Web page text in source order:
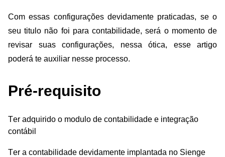
Com essas configurações devidamente praticadas, se o
seu titulo não foi para contabilidade, será o momento de
revisar suas configurações, nessa ótica, esse artigo
poderá te auxiliar nesse processo.
Pré-requisito
Ter adquirido o modulo de contabilidade e integração
contábil
Ter a contabilidade devidamente implantada no Sienge